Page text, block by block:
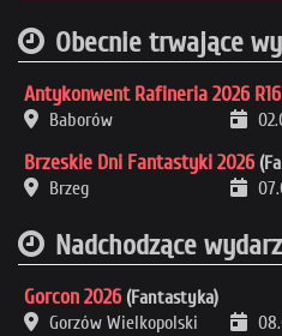
Obecnie trwające
Antykonwent Rafineria 2026 R16
Baborów
Brzeskie Dni Fantastyki 2026
Brzeg
Nadchodzące
Gorcon 2026 (Fantastyka)
Gorzów Wielkopolski